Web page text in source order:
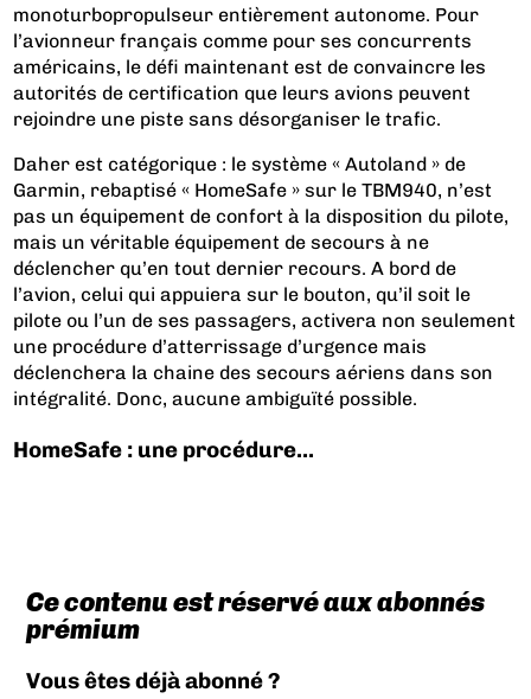
monoturbopropulseur entièrement autonome. Pour
l’avionneur français comme pour ses concurrents
américains, le défi maintenant est de convaincre les
autorités de certification que leurs avions peuvent
rejoindre une piste sans désorganiser le trafic.
Daher est catégorique : le système « Autoland » de
Garmin, rebaptisé « HomeSafe » sur le TBM940, n’est
pas un équipement de confort à la disposition du pilote,
mais un véritable équipement de secours à ne
déclencher qu’en tout dernier recours. A bord de
l’avion, celui qui appuiera sur le bouton, qu’il soit le
pilote ou l’un de ses passagers, activera non seulement
une procédure d’atterrissage d’urgence mais
déclenchera la chaine des secours aériens dans son
intégralité. Donc, aucune ambiguïté possible.
HomeSafe : une procédure...
Ce contenu est réservé aux abonnés
prémium
Vous êtes déjà abonné ?